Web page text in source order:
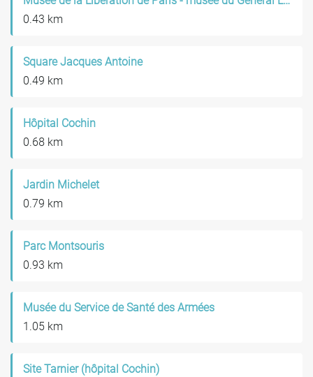
0.43 km
Square Jacques Antoine
0.49 km
Hôpital Cochin
0.68 km
Jardin Michelet
0.79 km
Parc Montsouris
0.93 km
Musée du Service de Santé des Armées
1.05 km
Site Tarnier (hôpital Cochin)